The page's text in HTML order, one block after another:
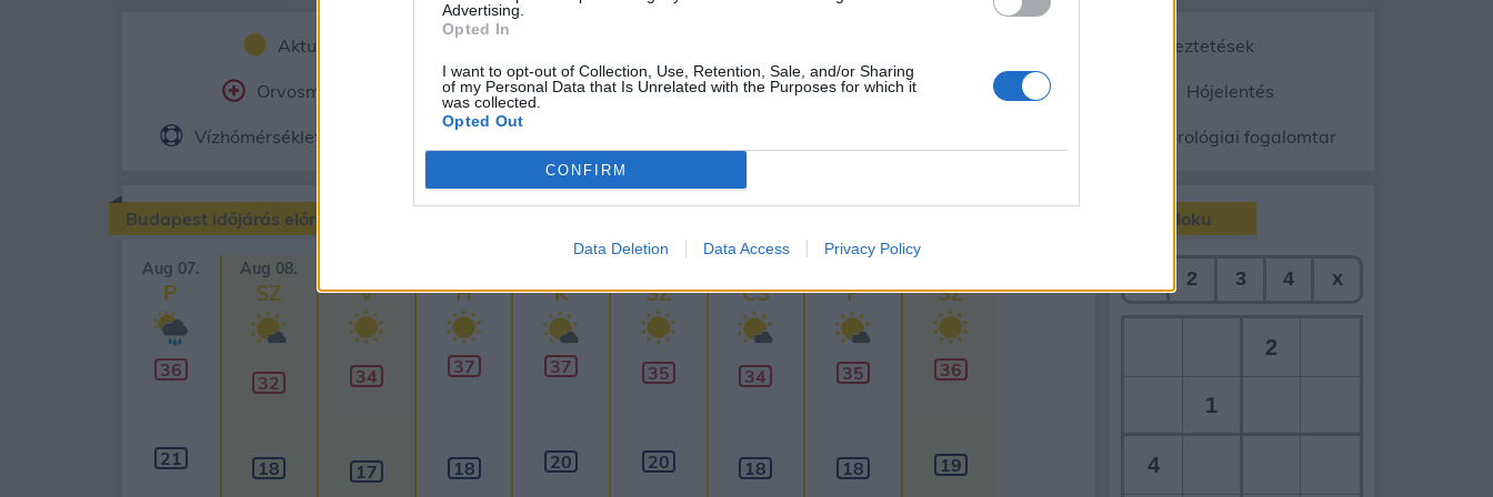
Advertising.
Opted In
I want to opt-out of Collection, Use, Retention, Sale, and/or Sharing
of my Personal Data that Is Unrelated with the Purposes for which it
was collected.
Opted Out
CONFIRM
Data Deletion Data Access Privacy Policy
Aktuális időjárás Vészjelzések, figyelmeztetések
Orvosmeteorológia Felhőkép Hőtérkép Páratartalom Széltérkép Hójelentés
Vízhőmérséklet Holdnaptár Meteorológiai fogalomtar
Budapest időjárás előrejelzése
Aug 07.
P
36
21
Aug 08.
SZ
32
18
V
34
17
H
37
18
K
37
20
SZ
35
20
CS
34
18
P
35
18
SZ
36
19
Sudoku
2 3 4 x
2
1
4